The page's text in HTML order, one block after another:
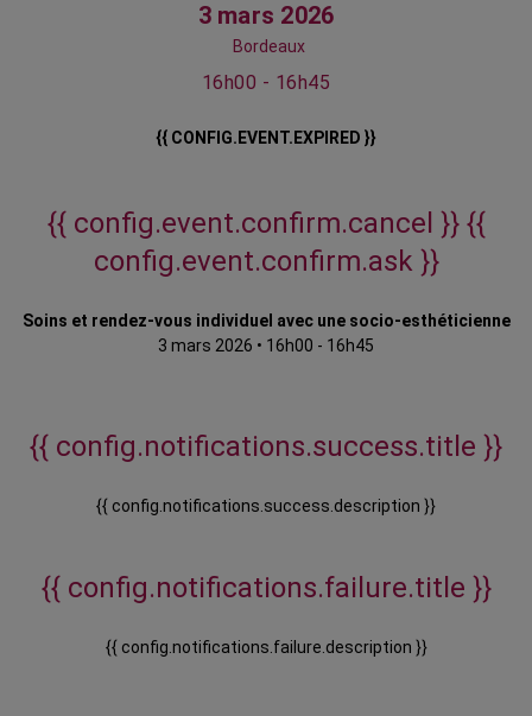
3 mars 2026
Bordeaux
16h00 - 16h45
{{ CONFIG.EVENT.EXPIRED }}
{{ config.event.confirm.cancel }} {{
config.event.confirm.ask }}
Soins et rendez-vous individuel avec une socio-esthéticienne
3 mars 2026 • 16h00 - 16h45
{{ config.notifications.success.title }}
{{ config.notifications.success.description }}
{{ config.notifications.failure.title }}
{{ config.notifications.failure.description }}